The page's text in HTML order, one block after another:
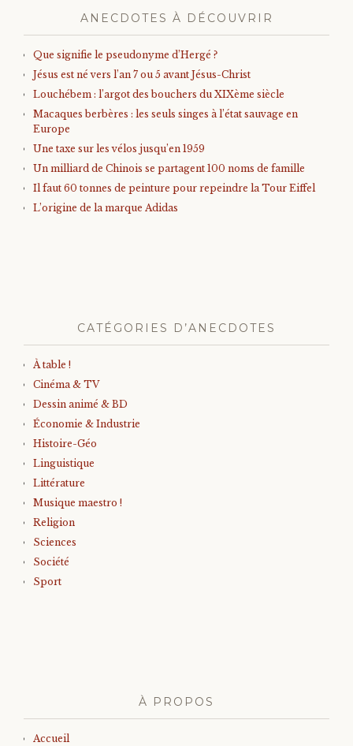
ANECDOTES À DÉCOUVRIR
Que signifie le pseudonyme d’Hergé ?
Jésus est né vers l’an 7 ou 5 avant Jésus-Christ
Louchébem : l’argot des bouchers du XIXème siècle
Macaques berbères : les seuls singes à l’état sauvage en
Europe
Une taxe sur les vélos jusqu’en 1959
Un milliard de Chinois se partagent 100 noms de famille
Il faut 60 tonnes de peinture pour repeindre la Tour Eiffel
L’origine de la marque Adidas
CATÉGORIES D’ANECDOTES
À table !
Cinéma & TV
Dessin animé & BD
Économie & Industrie
Histoire-Géo
Linguistique
Littérature
Musique maestro !
Religion
Sciences
Société
Sport
À PROPOS
Accueil